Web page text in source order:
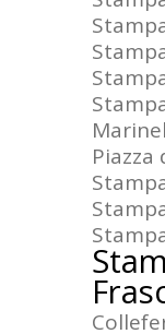
Piazza